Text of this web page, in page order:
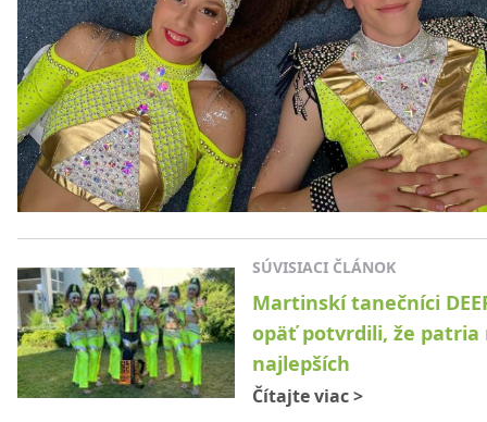
SÚVISIACI ČLÁNOK
Martinskí tanečníci
opäť potvrdili, že patria
najlepších
Čítajte viac>